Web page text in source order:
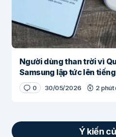
Người dùng than trời vì
Samsung lập tức lên tiếng
0 30/05/2026 2 phút
Ý kiến